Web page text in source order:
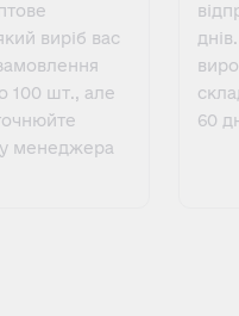
виріб вас
100 шт., але
у менеджера
60